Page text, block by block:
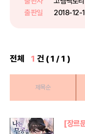
출판일
2018-12-
전체 1 건 ( 1 / 1 )
제목순
[장르